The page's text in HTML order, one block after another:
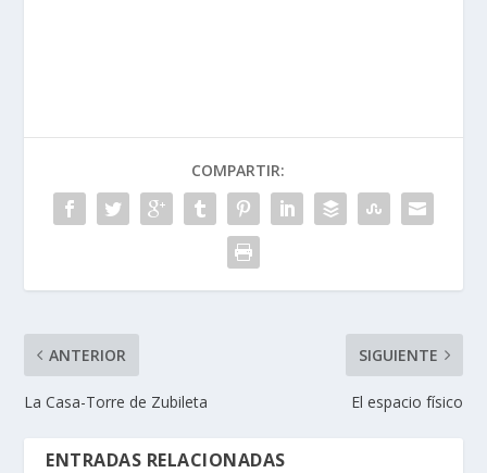
COMPARTIR:
ANTERIOR
La Casa-Torre de Zubileta
SIGUIENTE
El espacio fí­sico
ENTRADAS RELACIONADAS